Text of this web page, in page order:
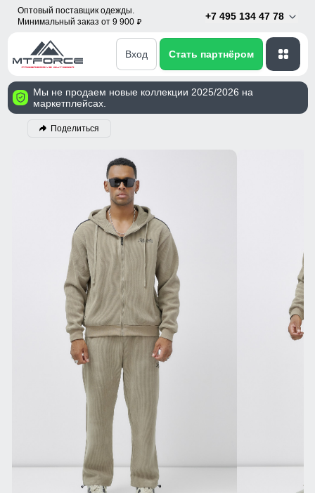
Оптовый поставщик одежды.
Минимальный заказ от 9 900 p
+7 495 134 47 78
Вход Стать партнёром
Мы не продаем новые коллекции 2025/2026 на
маркетплейсах.
Поделиться